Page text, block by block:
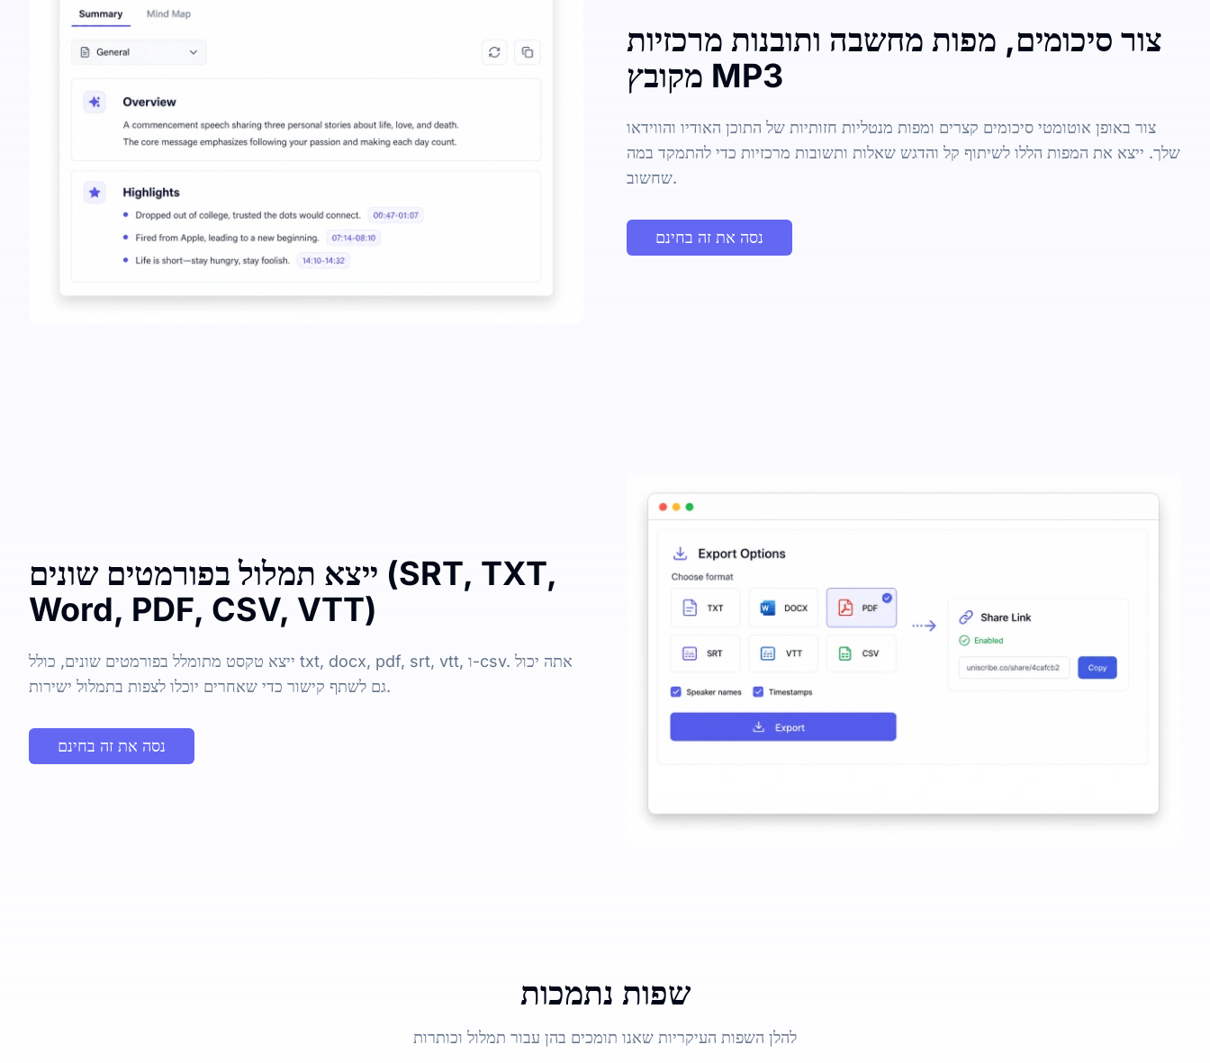
צור סיכומים, מפות מחשבה ותובנות מרכזיות
מקובץ MP3
צור באופן אוטומטי סיכומים קצרים ומפות מנטליות חזותיות של התוכן האודיו והווידאו
שלך. ייצא את המפות הללו לשיתוף קל והדגש שאלות ותשובות מרכזיות כדי להתמקד במה
שחשוב.
נסה את זה בחינם
ייצא תמלול בפורמטים שונים (SRT, TXT,
Word, PDF, CSV, VTT)
ייצא טקסט מתומלל בפורמטים שונים, כולל txt, docx, pdf, srt, vtt, ו-csv. אתה יכול
גם לשתף קישור כדי שאחרים יוכלו לצפות בתמלול ישירות.
נסה את זה בחינם
שפות נתמכות
להלן השפות העיקריות שאנו תומכים בהן עבור תמלול וכותרות